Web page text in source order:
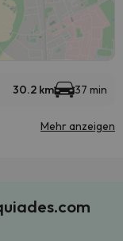
30.2 km 37 min
Mehr anzeigen